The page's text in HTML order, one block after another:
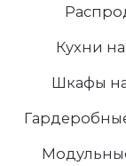
Кухни на
Шкафы на